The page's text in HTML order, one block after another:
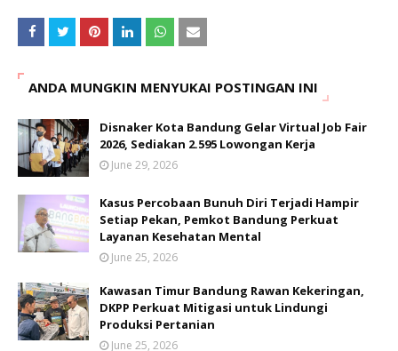
ANDA MUNGKIN MENYUKAI POSTINGAN INI
Disnaker Kota Bandung Gelar Virtual Job Fair
2026, Sediakan 2.595 Lowongan Kerja
June 29, 2026
Kasus Percobaan Bunuh Diri Terjadi Hampir
Setiap Pekan, Pemkot Bandung Perkuat
Layanan Kesehatan Mental
June 25, 2026
Kawasan Timur Bandung Rawan Kekeringan,
DKPP Perkuat Mitigasi untuk Lindungi
Produksi Pertanian
June 25, 2026